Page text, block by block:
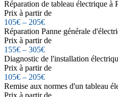
Réparation de tableau électrique à
Prix à partir de
105€ – 205€
Réparation Panne générale
Prix à partir de
155€ – 305€
Diagnostic de l'installation
Prix à partir de
105€ – 205€
Remise aux normes d'un tableau
Prix à partir de